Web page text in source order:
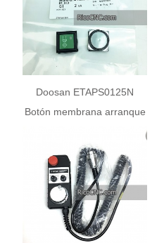
Doosan ETAPS0125N
Botón membrana arranque